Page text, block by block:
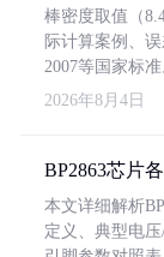
棒密度取值（
际计算案例、
2007等国家标准
2026年8月4日
BP2863芯片
本文详细解析
定义、典型电